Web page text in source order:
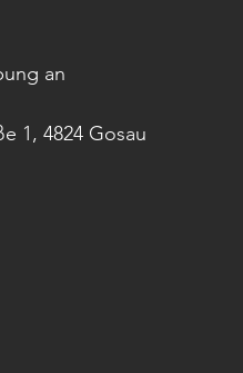
an
1, 4824 Gosau